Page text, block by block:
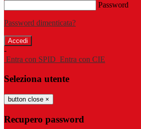
Password
Password dimenticata?
-
Entra con SPID Entra con CIE
Seleziona utente
button close ×
Recupero password